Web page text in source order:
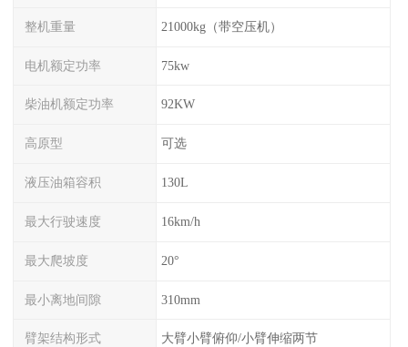
整机重量 21000kg（带空压机）
电机额定功率 75kw
柴油机额定功率 92KW
高原型 可选
液压油箱容积 130L
最大行驶速度 16km/h
最大爬坡度 20°
最小离地间隙 310mm
臂架结构形式 大臂小臂俯仰/小臂伸缩两节